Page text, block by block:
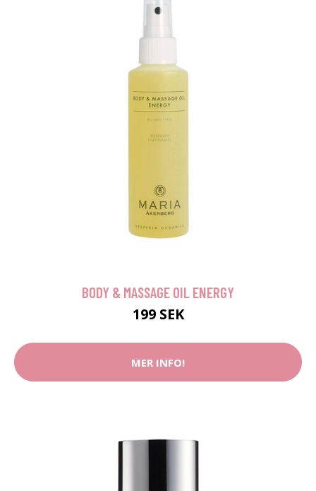
BODY & MASSAGE OIL ENERGY
199 SEK
MER INFO!